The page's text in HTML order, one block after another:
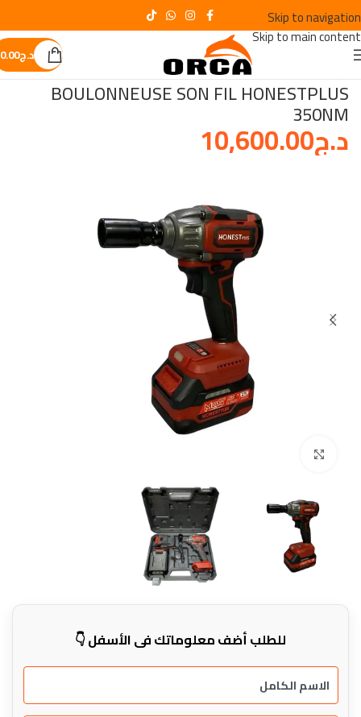
Skip to navigation
Skip to main content
د.ج0.00
BOULONNEUSE SON FIL HONESTPLUS
350NM
د.ج10,600.00
للطلب أضف معلوماتك في الأسفل 👇